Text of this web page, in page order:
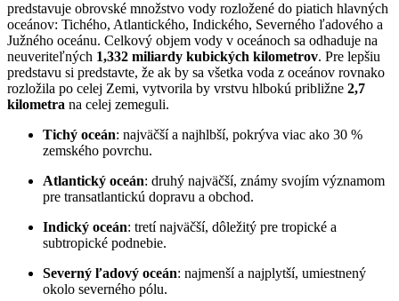
predstavuje obrovské množstvo vody rozložené do piatich hlavných
oceánov: Tichého, Atlantického, Indického, Severného ľadového a
Južného oceánu. Celkový objem vody v oceánoch sa odhaduje na
neuveriteľných 1,332 miliardy kubických kilometrov. Pre lepšiu
predstavu si predstavte, že ak by sa všetka voda z oceánov rovnako
rozložila po celej Zemi, vytvorila by vrstvu hlbokú približne 2,7
kilometra na celej zemeguli.
Tichý oceán: najväčší a najhlbší, pokrýva viac ako 30 %
zemského povrchu.
Atlantický oceán: druhý najväčší, známy svojím významom
pre transatlantickú dopravu a obchod.
Indický oceán: tretí najväčší, dôležitý pre tropické a
subtropické podnebie.
Severný ľadový oceán: najmenší a najplytší, umiestnený
okolo severného pólu.